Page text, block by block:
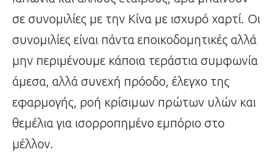
σε συνομιλίες με την Κίνα με ισχυρό χαρτί. Οι
συνομιλίες είναι πάντα εποικοδομητικές αλλά
μην περιμένουμε κάποια τεράστια συμφωνία
άμεσα, αλλά συνεχή πρόοδο, έλεγχο της
εφαρμογής, ροή κρίσιμων πρώτων υλών και
θεμέλια για ισορροπημένο εμπόριο στο
μέλλον.